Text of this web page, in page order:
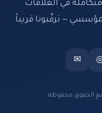
في العلاقات
— ترقّبونا قريباً.
✉